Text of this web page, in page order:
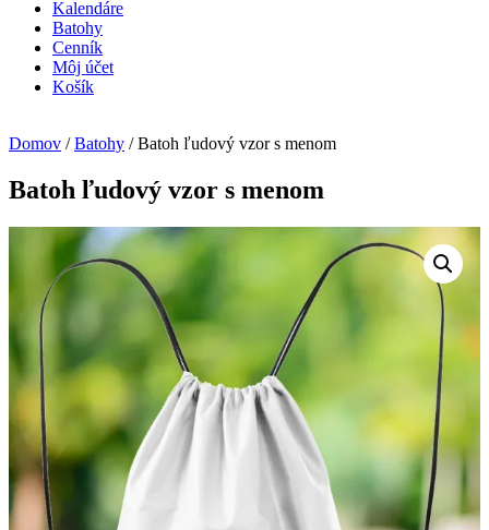
Kalendáre
Batohy
Cenník
Môj účet
Košík
Domov /Batohy / Batoh ľudový vzor s menom
Batoh ľudový vzor s menom